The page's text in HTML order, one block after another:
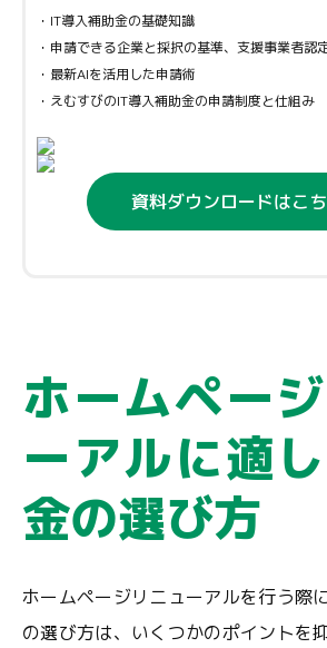
・IT導入補助金の基礎知識
・申請できる企業と採択の基準、支援事業者認
・最新AIを活用した申請術
・えむすびのIT導入補助金の申請制度と仕組み
資料ダウンロードはこ
ホームペー
ーアルに適
金の選び方
ホームページリニューアルを行う際
の選び方は、いくつかのポイントを